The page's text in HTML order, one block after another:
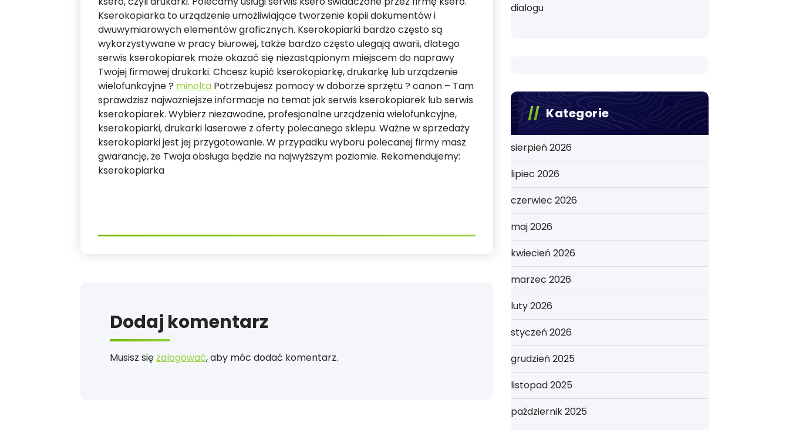
Kserokopiarka to urządzenie umożliwiające tworzenie kopii dokumentów i
dwuwymiarowych elementów graficznych. Kserokopiarki bardzo często są
wykorzystywane w pracy biurowej, także bardzo często ulegają awarii, dlatego
serwis kserokopiarek może okazać się niezastąpionym miejscem do naprawy
Twojej firmowej drukarki. Chcesz kupić kserokopiarkę, drukarkę lub urządzenie
wielofunkcyjne ? minolta Potrzebujesz pomocy w doborze sprzętu ? canon – Tam
sprawdzisz najważniejsze informacje na temat jak serwis kserokopiarek lub serwis
kserokopiarek. Wybierz niezawodne, profesjonalne urządzenia wielofunkcyjne,
kserokopiarki, drukarki laserowe z oferty polecanego sklepu. Ważne w sprzedaży
kserokopiarki jest jej przygotowanie. W przypadku wyboru polecanej firmy masz
gwarancję, że Twoja obsługa będzie na najwyższym poziomie. Rekomendujemy:
kserokopiarka
Dodaj komentarz
Musisz się zalogować, aby móc dodać komentarz.
dialogu
Kategorie
sierpień 2026
lipiec 2026
czerwiec 2026
maj 2026
kwiecień 2026
marzec 2026
luty 2026
styczeń 2026
grudzień 2025
listopad 2025
październik 2025